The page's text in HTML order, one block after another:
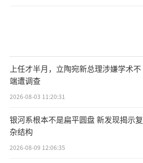
上任才半月，立陶宛新总理涉嫌学术不
端遭调查
2026-08-03 11:20:31
银河系根本不是扁平圆盘 新发现揭示复
杂结构
2026-08-09 12:06:35